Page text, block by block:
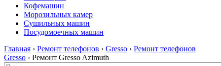
Кофемашин
Морозильных камер
Сушильных машин
Посудомоечных машин
Главная › Ремонт телефонов › Gresso › Ремонт телефонов
Gresso › Ремонт Gresso Azimuth